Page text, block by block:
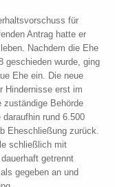
für
Antrag hatte er
Nachdem die Ehe
geschieden wurde, ging
Ehe ein. Die neue
Hindernisse erst im
zuständige Behörde
rund 6.500
Eheschließung zurück.
schließlich mit
getrennt
gegeben an und